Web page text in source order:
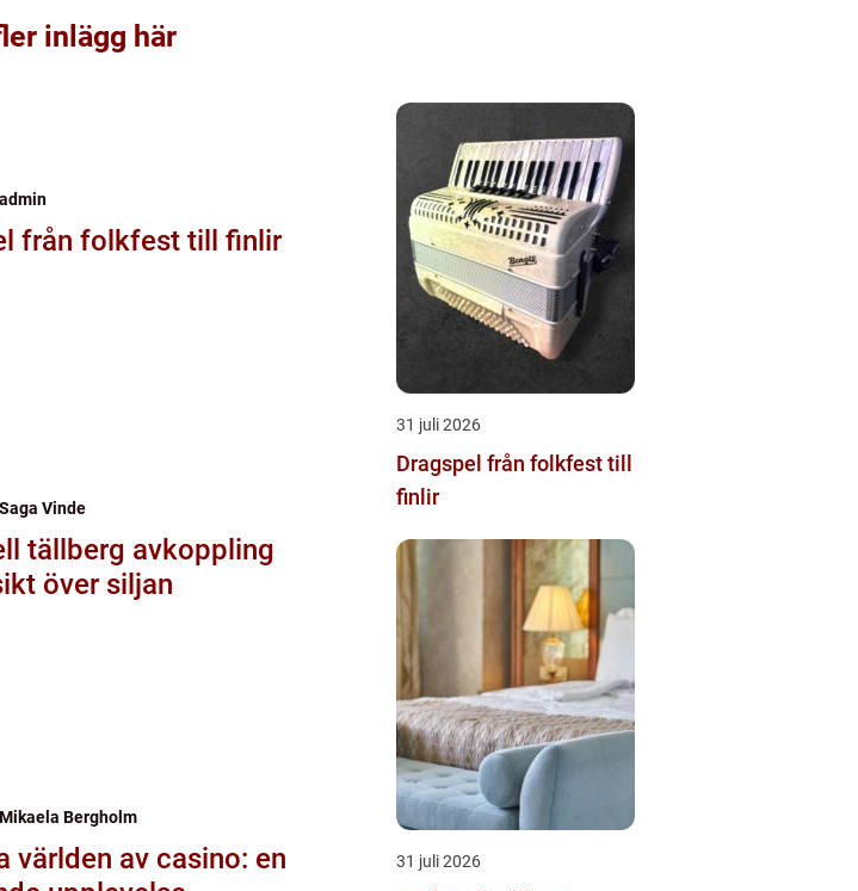
inlägg här
admin
Dragspel från folkfest till finlir
Saga Vinde
avkoppling
över siljan
Mikaela Bergholm
världen av casino: en
31 juli 2026
Dragspel från folkfest till
finlir
31 juli 2026